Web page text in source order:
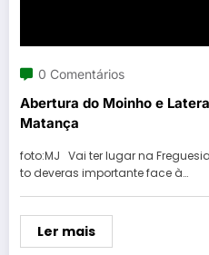
0 Comentários
Abertura do Moinho e
Matança
foto:MJ Vai ter lugar na
to deveras importante face à…
Ler mais